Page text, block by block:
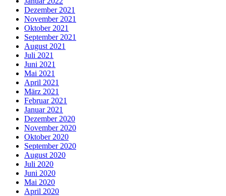
Dezember 2021
November 2021
Oktober 2021
September 2021
August 2021
Juli 2021
Juni 2021
Mai 2021
April 2021
März 2021
Februar 2021
Januar 2021
Dezember 2020
November 2020
Oktober 2020
September 2020
August 2020
Juli 2020
Juni 2020
Mai 2020
April 2020